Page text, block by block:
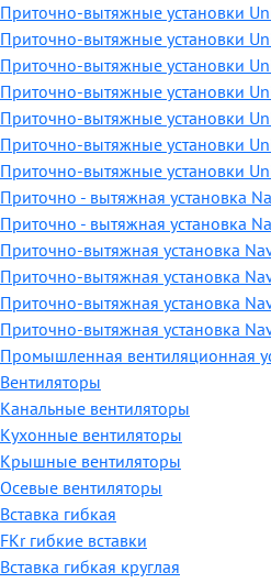
Приточно-вытяжные установки
Приточно-вытяжные установки
Приточно-вытяжные установки
Приточно-вытяжные установки
Приточно-вытяжные установки
Приточно-вытяжные установки
Приточно-вытяжные установки
Приточно - вытяжная установка
Приточно - вытяжная установка
Приточно-вытяжная установка
Приточно-вытяжная установка
Приточно-вытяжная установка
Приточно-вытяжная установка
Промышленная вентиляционная
Вентиляторы
Канальные вентиляторы
Кухонные вентиляторы
Крышные вентиляторы
Осевые вентиляторы
Вставка гибкая
FKr гибкие вставки
Вставка гибкая круглая